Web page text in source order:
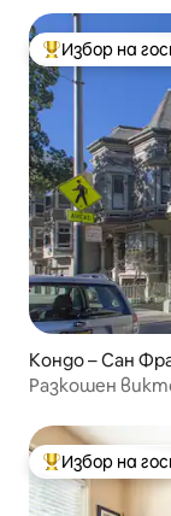
Най-Избор на
Кондо – Сан
Разкошен
Най-Избор на